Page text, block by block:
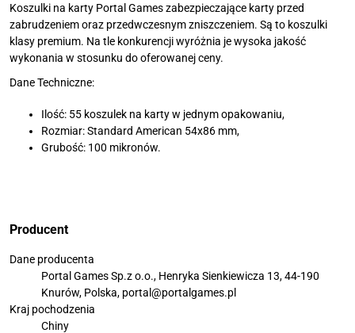
Koszulki na karty Portal Games zabezpieczające karty przed
zabrudzeniem oraz przedwczesnym zniszczeniem. Są to koszulki
klasy premium. Na tle konkurencji wyróżnia je wysoka jakość
wykonania w stosunku do oferowanej ceny.
Dane Techniczne:
Ilość: 55 koszulek na karty w jednym opakowaniu,
Rozmiar: Standard American 54x86 mm,
Grubość: 100 mikronów.
Producent
Dane producenta
Portal Games Sp.z o.o., Henryka Sienkiewicza 13, 44-190
Knurów, Polska, portal@portalgames.pl
Kraj pochodzenia
Chiny